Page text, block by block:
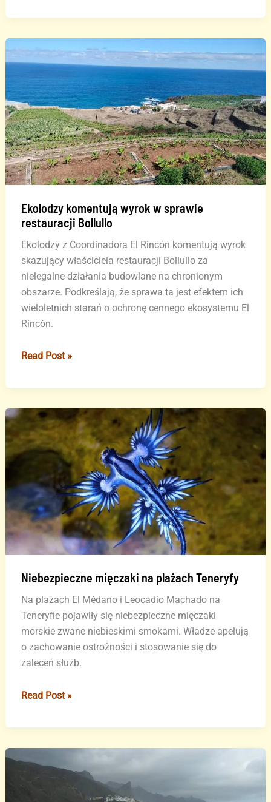
na
zamknięta
dla
kąpiących
się
Ekolodzy komentują wyrok w sprawie
restauracji Bollullo
Ekolodzy z Coordinadora El Rincón komentują wyrok
skazujący właściciela restauracji Bollullo za
nielegalne działania budowlane na chronionym
obszarze. Podkreślają, że sprawa ta jest efektem ich
wieloletnich starań o ochronę cennego ekosystemu El
Rincón.
Ekolodzy
wyrok
sprawie
restauracji
Bollullo
Read Post »
Niebezpieczne mięczaki na plażach Teneryfy
Na plażach El Médano i Leocadio Machado na
Teneryfie pojawiły się niebezpieczne mięczaki
morskie zwane niebieskimi smokami. Władze apelują
o zachowanie ostrożności i stosowanie się do
zaleceń służb.
Niebezpieczne
na
Teneryfy
Read Post »